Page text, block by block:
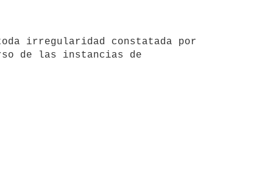
de las instancias de